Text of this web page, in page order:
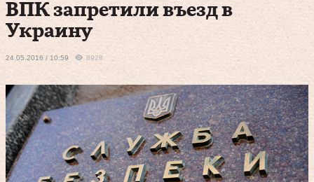
ВПК запретили въезд в
Украину
24.05.2016 / 10:59 8928